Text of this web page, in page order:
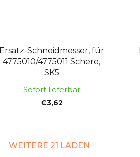
Ersatz-Schneidmesser, für
4775010/4775011 Schere,
SK5
Sofort lieferbar
€3,62
WEITERE 21 LADEN